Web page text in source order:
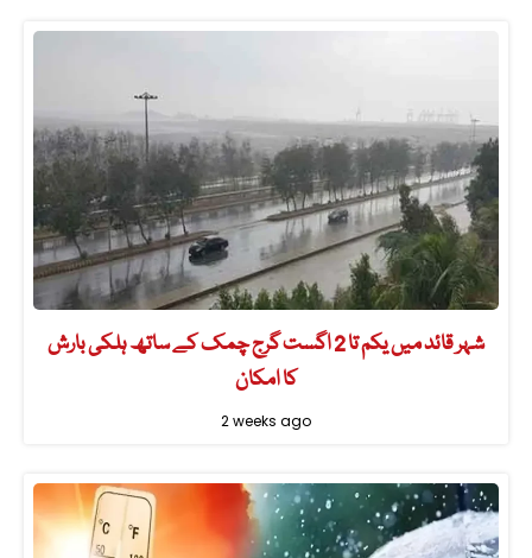
شہر قائد میں یکم تا 2 اگست گرج چمک کے ساتھ ہلکی بارش
کا امکان
2 weeks ago